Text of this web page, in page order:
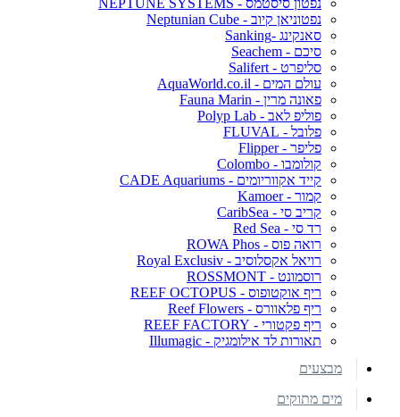
נפטוניאן קיוב - Neptunian Cube
סאנקינג -Sanking
סיכם - Seachem
סליפרט - Salifert
עולם המים - AquaWorld.co.il
פאונה מרין - Fauna Marin
פוליפ לאב - Polyp Lab
פלובל - FLUVAL
פליפר - Flipper
קולומבו - Colombo
קייד אקווריומים - CADE Aquariums
קמור - Kamoer
קריב סי - CaribSea
רד סי - Red Sea
רואה פוס - ROWA Phos
רויאל אקסלוסיב - Royal Exclusiv
רוסמונט - ROSSMONT
ריף אוקטופוס - REEF OCTOPUS
ריף פלאוורס - Reef Flowers
ריף פקטורי - REEF FACTORY
תאורות לד אילומגיק - Illumagic
מבצעים
מים מתוקים